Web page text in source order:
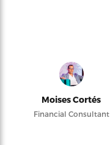
Moises Cortés
Financial Consultant